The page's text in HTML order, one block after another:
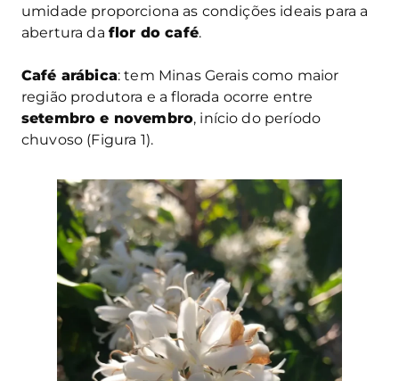
umidade proporciona as condições ideais para a
abertura da flor do café.
Café arábica: tem Minas Gerais como maior
região produtora e a florada ocorre entre
setembro e novembro, início do período
chuvoso (Figura 1).